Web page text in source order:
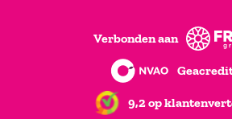
Verbonden aan
9,2 op